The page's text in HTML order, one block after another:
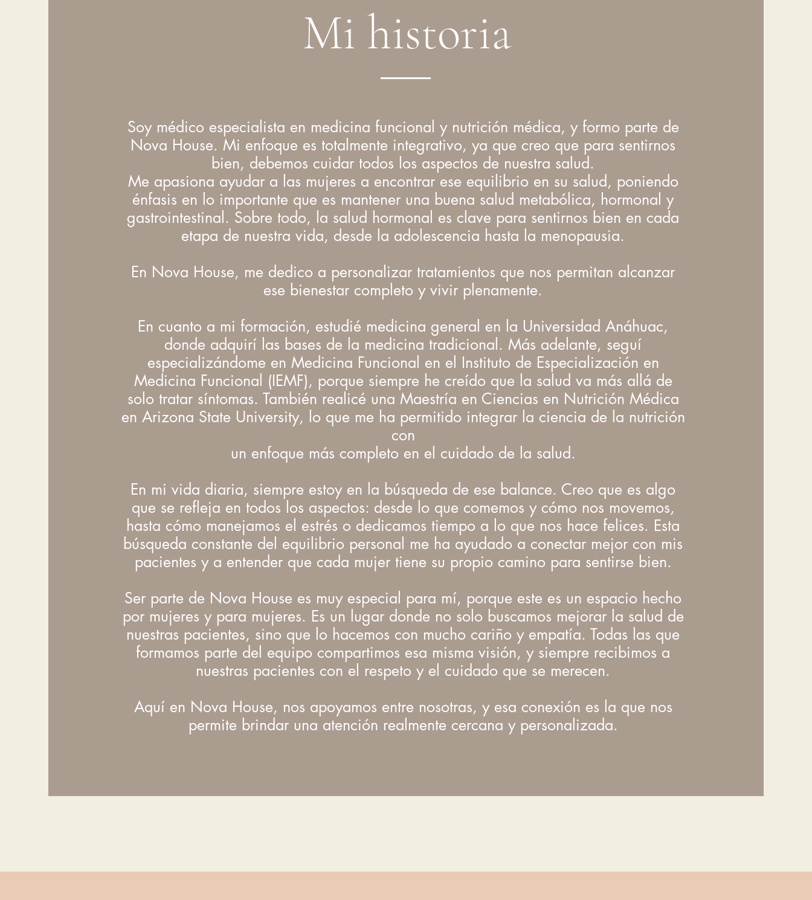
Mi historia
Soy médico especialista en medicina funcional y nutrición médica, y formo parte de
Nova House. Mi enfoque es totalmente integrativo, ya que creo que para sentirnos
bien, debemos cuidar todos los aspectos de nuestra salud.
Me apasiona ayudar a las mujeres a encontrar ese equilibrio en su salud, poniendo
énfasis en lo importante que es mantener una buena salud metabólica, hormonal y
gastrointestinal. Sobre todo, la salud hormonal es clave para sentirnos bien en cada
etapa de nuestra vida, desde la adolescencia hasta la menopausia.
En Nova House, me dedico a personalizar tratamientos que nos permitan alcanzar
ese bienestar completo y vivir plenamente.
En cuanto a mi formación, estudié medicina general en la Universidad Anáhuac,
donde adquirí las bases de la medicina tradicional. Más adelante, seguí
especializándome en Medicina Funcional en el Instituto de Especialización en
Medicina Funcional (IEMF), porque siempre he creído que la salud va más allá de
solo tratar síntomas. También realicé una Maestría en Ciencias en Nutrición Médica
en Arizona State University, lo que me ha permitido integrar la ciencia de la nutrición
con
un enfoque más completo en el cuidado de la salud.
En mi vida diaria, siempre estoy en la búsqueda de ese balance. Creo que es algo
que se refleja en todos los aspectos: desde lo que comemos y cómo nos movemos,
hasta cómo manejamos el estrés o dedicamos tiempo a lo que nos hace felices. Esta
búsqueda constante del equilibrio personal me ha ayudado a conectar mejor con mis
pacientes y a entender que cada mujer tiene su propio camino para sentirse bien.
Ser parte de Nova House es muy especial para mí, porque este es un espacio hecho
por mujeres y para mujeres. Es un lugar donde no solo buscamos mejorar la salud de
nuestras pacientes, sino que lo hacemos con mucho cariño y empatía. Todas las que
formamos parte del equipo compartimos esa misma visión, y siempre recibimos a
nuestras pacientes con el respeto y el cuidado que se merecen.
Aquí en Nova House, nos apoyamos entre nosotras, y esa conexión es la que nos
permite brindar una atención realmente cercana y personalizada.